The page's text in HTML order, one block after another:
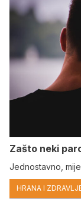
Zašto neki
Jednostavno,
HRANA I